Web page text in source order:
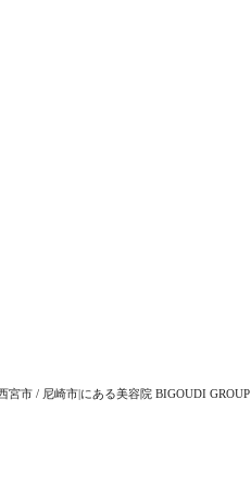
宮市 / 尼崎市|にある美容院 BIGOUDI GROUP